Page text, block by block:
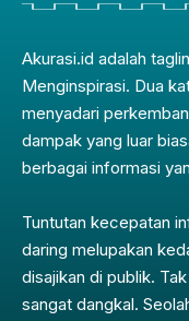
Akurasi.id adalah
Menginspirasi. Dua
menyadari
dampak yang luar
berbagai informasi
Tuntutan kecepatan
daring melupakan
disajikan di publik.
sangat dangkal.